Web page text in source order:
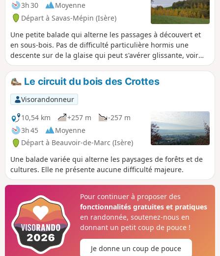
3h 30
Moyenne
Départ à Savas-Mépin (Isère)
Une petite balade qui alterne les passages à découvert et
en sous-bois. Pas de difficulté particulière hormis une
descente sur de la glaise qui peut s'avérer glissante, voir
très glissante.
Le circuit du bois des Crottes
Visorandonneur
10,54 km
+257 m
-257 m
3h 45
Moyenne
Départ à Beauvoir-de-Marc (Isère)
Une balade variée qui alterne les paysages de forêts et de
cultures. Elle ne présente aucune difficulté majeure.
Pour continuer à proposer des
fonctionnalités gratuites et pratiques
en randonnée, soutenez-nous en
donnant un petit coup de pouce !
Je donne un coup de pouce